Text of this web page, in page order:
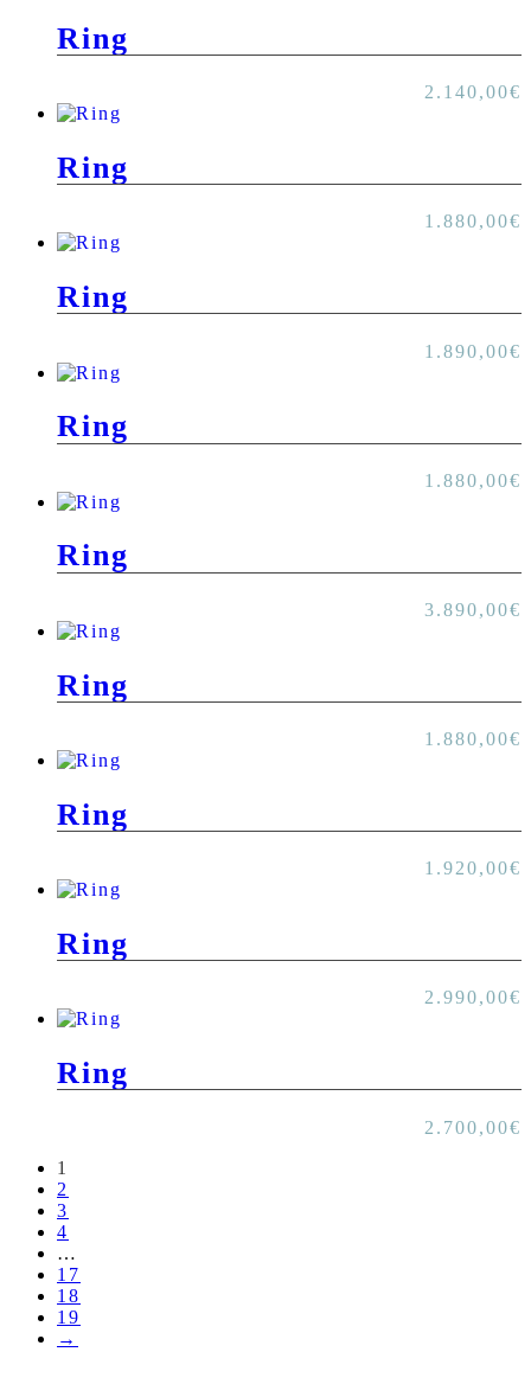
Ring
2.140,00€
Ring
1.880,00€
Ring
1.890,00€
Ring
1.880,00€
Ring
3.890,00€
Ring
1.880,00€
Ring
1.920,00€
Ring
2.990,00€
Ring
2.700,00€
1
2
3
4
…
17
18
19
→